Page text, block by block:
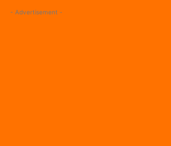
- Advertisement -